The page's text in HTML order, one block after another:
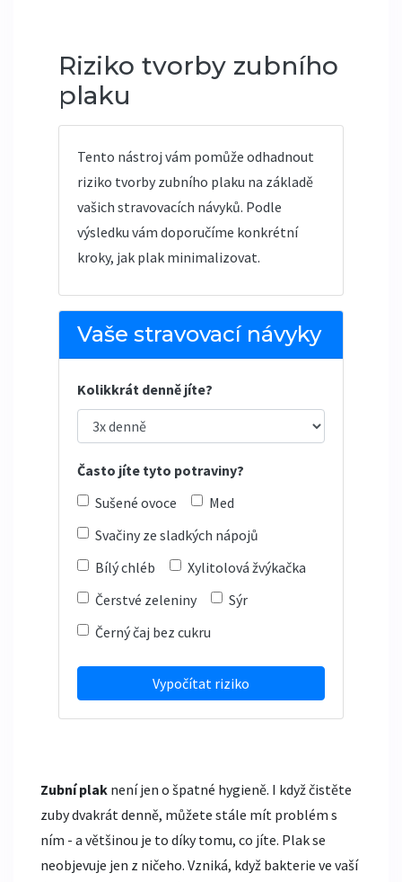
Riziko tvorby zubního
plaku
Tento nástroj vám pomůže odhadnout
riziko tvorby zubního plaku na základě
vašich stravovacích návyků. Podle
výsledku vám doporučíme konkrétní
kroky, jak plak minimalizovat.
Vaše stravovací návyky
Kolikkrát denně jíte?
Často jíte tyto potraviny?
Sušené ovoce
Med
Svačiny ze sladkých nápojů
Bílý chléb
Xylitolová žvýkačka
Čerstvé zeleniny
Sýr
Černý čaj bez cukru
Vypočítat riziko
Zubní plak není jen o špatné hygieně. I když čistěte
zuby dvakrát denně, můžete stále mít problém s
ním - a většinou je to díky tomu, co jíte. Plak se
neobjevuje jen z ničeho. Vzniká, když bakterie ve vaší